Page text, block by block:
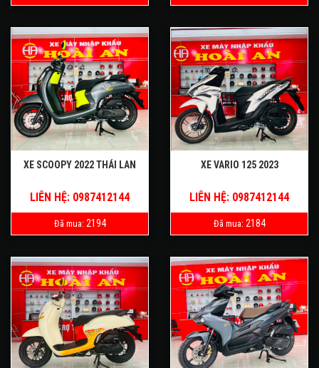
XE SCOOPY 2022 THÁI LAN
LIÊN HỆ: 0987412144
Đã mua: 2194
XE VARIO 125 2023
LIÊN HỆ: 0987412144
Đã mua: 2184